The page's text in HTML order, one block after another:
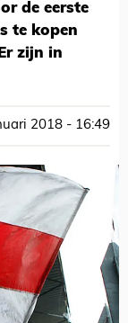
de eerste
te kopen
zijn in
2018 - 16:49